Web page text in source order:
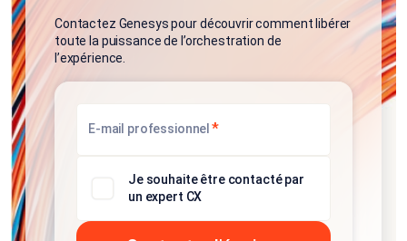
Contactez Genesys pour découvrir comment libérer
toute la puissance de l’orchestration de
l’expérience.
E-mail professionnel *
Je souhaite être contacté par
un expert CX